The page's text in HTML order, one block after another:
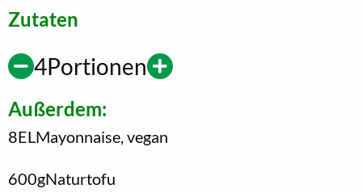
Zutaten
4Portionen
Außerdem:
8EL Mayonnaise, vegan
600gNaturtofu